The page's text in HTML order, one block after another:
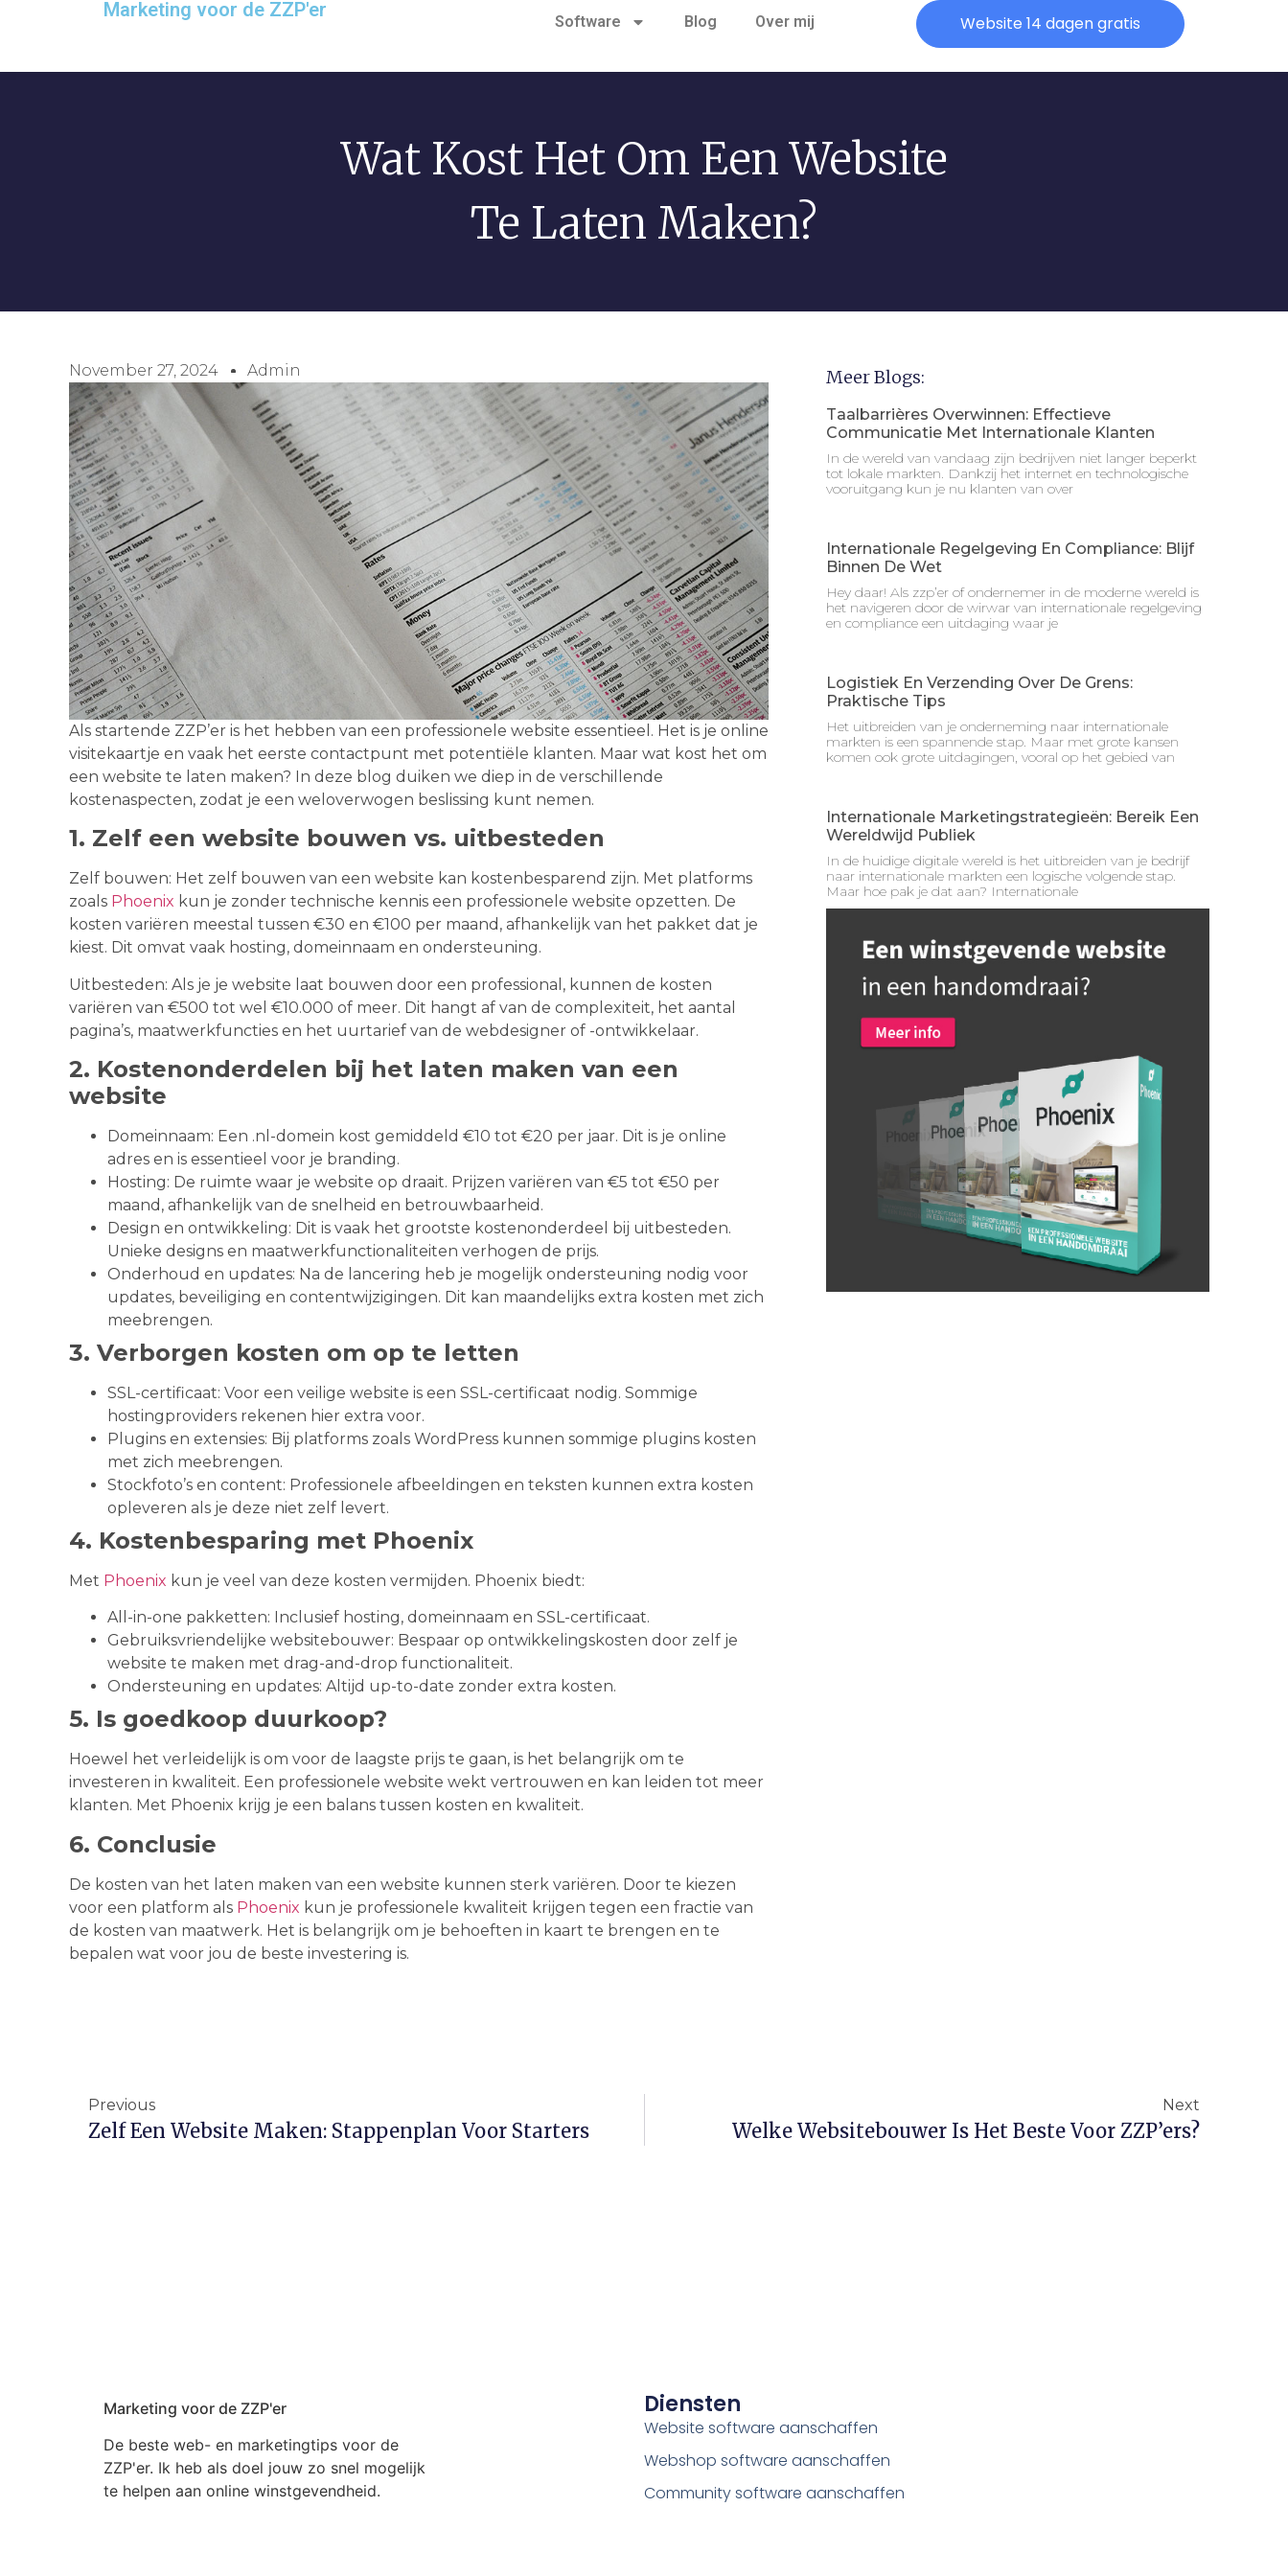
Marketing voor de ZZP'er
Software Blog Over mij Website 14 dagen gratis
Wat Kost Het Om Een Website
Te Laten Maken?
November 27, 2024 Admin
Als startende ZZP’er is het hebben van een professionele website essentieel. Het is je online
visitekaartje en vaak het eerste contactpunt met potentiële klanten. Maar wat kost het om
een website te laten maken? In deze blog duiken we diep in de verschillende
kostenaspecten, zodat je een weloverwogen beslissing kunt nemen.
1. Zelf een website bouwen vs. uitbesteden
Zelf bouwen: Het zelf bouwen van een website kan kostenbesparend zijn. Met platforms
zoals Phoenix kun je zonder technische kennis een professionele website opzetten. De
kosten variëren meestal tussen €30 en €100 per maand, afhankelijk van het pakket dat je
kiest. Dit omvat vaak hosting, domeinnaam en ondersteuning.
Uitbesteden: Als je je website laat bouwen door een professional, kunnen de kosten
variëren van €500 tot wel €10.000 of meer. Dit hangt af van de complexiteit, het aantal
pagina’s, maatwerkfuncties en het uurtarief van de webdesigner of -ontwikkelaar.
2. Kostenonderdelen bij het laten maken van een
website
Domeinnaam: Een .nl-domein kost gemiddeld €10 tot €20 per jaar. Dit is je online
adres en is essentieel voor je branding.
Hosting: De ruimte waar je website op draait. Prijzen variëren van €5 tot €50 per
maand, afhankelijk van de snelheid en betrouwbaarheid.
Design en ontwikkeling: Dit is vaak het grootste kostenonderdeel bij uitbesteden.
Unieke designs en maatwerkfunctionaliteiten verhogen de prijs.
Onderhoud en updates: Na de lancering heb je mogelijk ondersteuning nodig voor
updates, beveiliging en contentwijzigingen. Dit kan maandelijks extra kosten met zich
meebrengen.
3. Verborgen kosten om op te letten
SSL-certificaat: Voor een veilige website is een SSL-certificaat nodig. Sommige
hostingproviders rekenen hier extra voor.
Plugins en extensies: Bij platforms zoals WordPress kunnen sommige plugins kosten
met zich meebrengen.
Stockfoto’s en content: Professionele afbeeldingen en teksten kunnen extra kosten
opleveren als je deze niet zelf levert.
4. Kostenbesparing met Phoenix
Met Phoenix kun je veel van deze kosten vermijden. Phoenix biedt:
All-in-one pakketten: Inclusief hosting, domeinnaam en SSL-certificaat.
Gebruiksvriendelijke websitebouwer: Bespaar op ontwikkelingskosten door zelf je
website te maken met drag-and-drop functionaliteit.
Ondersteuning en updates: Altijd up-to-date zonder extra kosten.
5. Is goedkoop duurkoop?
Hoewel het verleidelijk is om voor de laagste prijs te gaan, is het belangrijk om te
investeren in kwaliteit. Een professionele website wekt vertrouwen en kan leiden tot meer
klanten. Met Phoenix krijg je een balans tussen kosten en kwaliteit.
6. Conclusie
De kosten van het laten maken van een website kunnen sterk variëren. Door te kiezen
voor een platform als Phoenix kun je professionele kwaliteit krijgen tegen een fractie van
de kosten van maatwerk. Het is belangrijk om je behoeften in kaart te brengen en te
bepalen wat voor jou de beste investering is.
Meer Blogs:
Taalbarrières Overwinnen: Effectieve
Communicatie Met Internationale Klanten
In de wereld van vandaag zijn bedrijven niet langer beperkt
tot lokale markten. Dankzij het internet en technologische
vooruitgang kun je nu klanten van over
Internationale Regelgeving En Compliance: Blijf
Binnen De Wet
Hey daar! Als zzp’er of ondernemer in de moderne wereld is
het navigeren door de wirwar van internationale regelgeving
en compliance een uitdaging waar je
Logistiek En Verzending Over De Grens:
Praktische Tips
Het uitbreiden van je onderneming naar internationale
markten is een spannende stap. Maar met grote kansen
komen ook grote uitdagingen, vooral op het gebied van
Internationale Marketingstrategieën: Bereik Een
Wereldwijd Publiek
In de huidige digitale wereld is het uitbreiden van je bedrijf
naar internationale markten een logische volgende stap.
Maar hoe pak je dat aan? Internationale
Previous
Zelf Een Website Maken: Stappenplan Voor Starters
Next
Welke Websitebouwer Is Het Beste Voor ZZP’ers?
Marketing voor de ZZP'er
De beste web- en marketingtips voor de
ZZP'er. Ik heb als doel jouw zo snel mogelijk
te helpen aan online winstgevendheid.
Diensten
Website software aanschaffen
Webshop software aanschaffen
Community software aanschaffen